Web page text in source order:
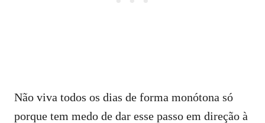
Não viva todos os dias de forma monótona só
porque tem medo de dar esse passo em direção à